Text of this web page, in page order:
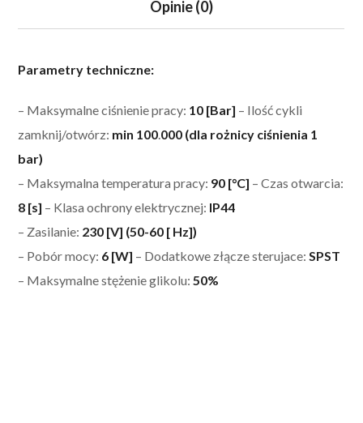
Opinie (0)
Parametry techniczne:
– Maksymalne ciśnienie pracy: 10 [Bar] – Ilość cykli
zamknij/otwórz: min 100 000 (dla rożnicy ciśnienia 1
bar)
– Maksymalna temperatura pracy: 90 [°C] – Czas otwarcia:
8 [s] – Klasa ochrony elektrycznej: IP44
– Zasilanie: 230 [V] (50-60 [ Hz])
– Pobór mocy: 6 [W] – Dodatkowe złącze sterujace: SPST
– Maksymalne stężenie glikolu: 50%